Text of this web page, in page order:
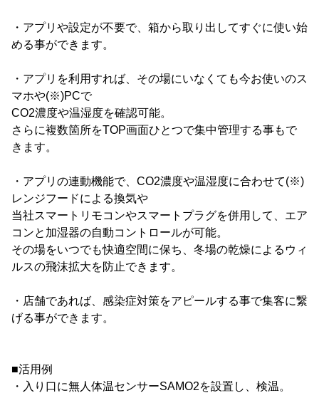
・アプリや設定が不要で、箱から取り出してすぐに使い始
める事ができます。
・アプリを利用すれば、その場にいなくても今お使いのス
マホや(※)PCで
CO2濃度や温湿度を確認可能。
さらに複数箇所をTOP画面ひとつで集中管理する事もで
きます。
・アプリの連動機能で、CO2濃度や温湿度に合わせて(※)
レンジフードによる換気や
当社スマートリモコンやスマートプラグを併用して、エア
コンと加湿器の自動コントロールが可能。
その場をいつでも快適空間に保ち、冬場の乾燥によるウィ
ルスの飛沫拡大を防止できます。
・店舗であれば、感染症対策をアピールする事で集客に繋
げる事ができます。
■活用例
・入り口に無人体温センサーSAMO2を設置し、検温。